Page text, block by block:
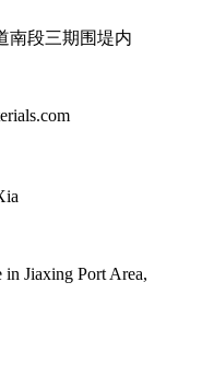
南段三期围堤内
Jiaxing Port Area,